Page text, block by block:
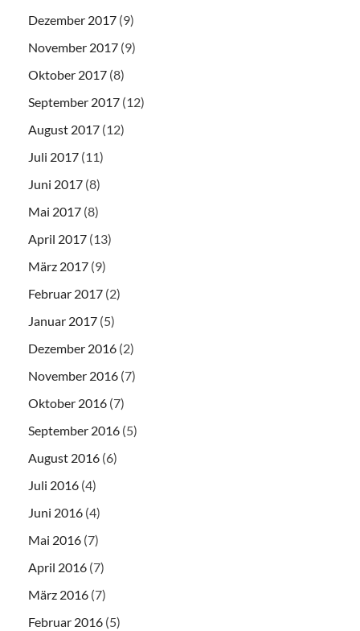
Dezember 2017 (9)
November 2017 (9)
Oktober 2017 (8)
September 2017 (12)
August 2017 (12)
Juli 2017 (11)
Juni 2017 (8)
Mai 2017 (8)
April 2017 (13)
März 2017 (9)
Februar 2017 (2)
Januar 2017 (5)
Dezember 2016 (2)
November 2016 (7)
Oktober 2016 (7)
September 2016 (5)
August 2016 (6)
Juli 2016 (4)
Juni 2016 (4)
Mai 2016 (7)
April 2016 (7)
März 2016 (7)
Februar 2016 (5)